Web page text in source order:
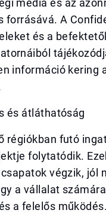
média és az
forrásává. A
és a
információ kering
és átláthatóság
régiókban futó
folytatódik.
végzik, jól
a vállalat
a felelős